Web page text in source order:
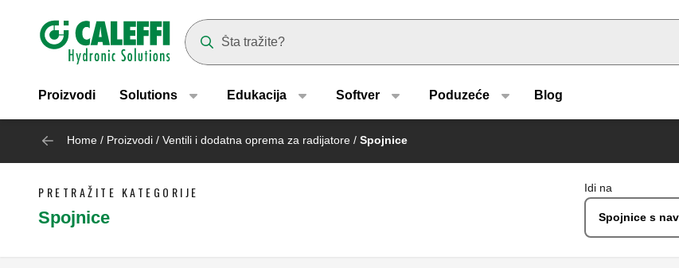
Header main navigation
Proizvodi Solutions Edukacija Softver Poduzeće Blog
Home / Proizvodi / Ventili i dodatna oprema za radijatore / Spojnice
PRETRAŽITE KATEGORIJE
Spojnice
Idi na
Spojnice s